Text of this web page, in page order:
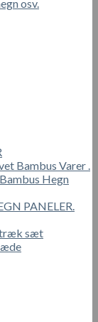
osv.
Bambus Varer .
Hegn
PANELER.
sæt